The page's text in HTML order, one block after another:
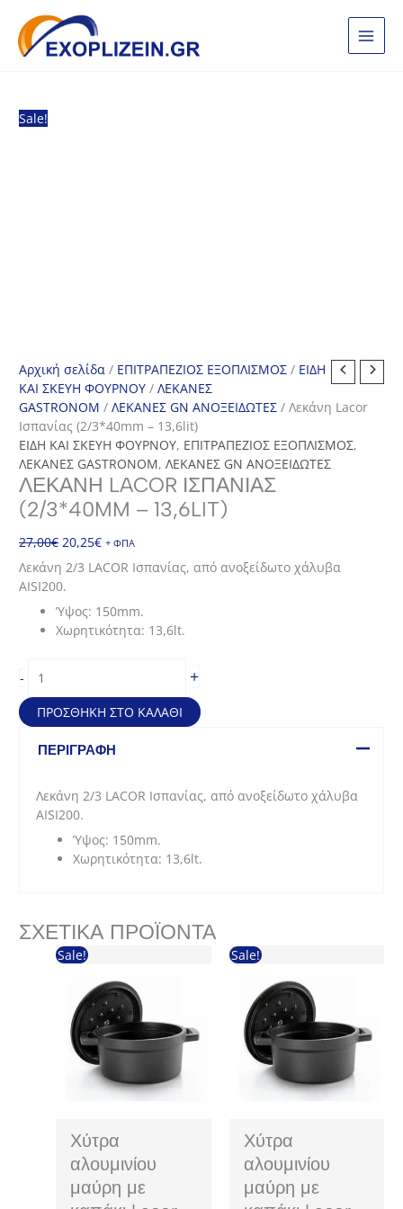
στο
περιεχόμενο
Sale!
Αρχική σελίδα / ΕΠΙΤΡΑΠΕΖΙΟΣ ΕΞΟΠΛΙΣΜΟΣ / ΕΙΔΗ
ΚΑΙ ΣΚΕΥΗ ΦΟΥΡΝΟΥ /ΛΕΚΑΝΕΣ
GASTRONOM /ΛΕΚΑΝΕΣ GN ΑΝΟΞΕΙΔΩΤΕΣ / Λεκάνη Lacor
Ισπανίας (2/3*40mm – 13,6lit)
ΕΙΔΗ ΚΑΙ ΣΚΕΥΗ ΦΟΥΡΝΟΥ, ΕΠΙΤΡΑΠΕΖΙΟΣ ΕΞΟΠΛΙΣΜΟΣ,
ΛΕΚΑΝΕΣ GASTRONOM,ΛΕΚΑΝΕΣ GN ΑΝΟΞΕΙΔΩΤΕΣ
ΛΕΚΆΝΗ LACOR ΙΣΠΑΝΊΑΣ
(2/3*40MM – 13,6LIT)
27,00€ Original
price
20,25€Η
τρέχουσα
20,25€.
+ ΦΠΑ
Λεκάνη 2/3 LACOR Ισπανίας, από ανοξείδωτο χάλυβα
AISI200.
Ύψος: 150mm.
Χωρητικότητα: 13,6lt.
-
Lacor
Ισπανίας
(2/3*40mm
+
ΠΡΟΣΘΉΚΗ ΣΤΟ ΚΑΛΆΘΙ
ΠΕΡΙΓΡΑΦΉ
Λεκάνη 2/3 LACOR Ισπανίας, από ανοξείδωτο χάλυβα
AISI200.
Ύψος: 150mm.
Χωρητικότητα: 13,6lt.
ΣΧΕΤΙΚΆ ΠΡΟΪΌΝΤΑ
Sale!
Χύτρα
αλουμινίου
μαύρη με
Sale!
Χύτρα
αλουμινίου
μαύρη με